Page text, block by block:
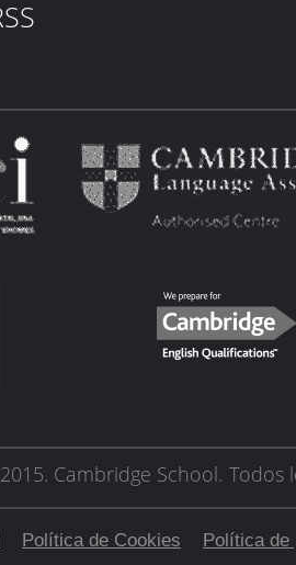
Cambridge School. Todos
Política de Cookies Política de